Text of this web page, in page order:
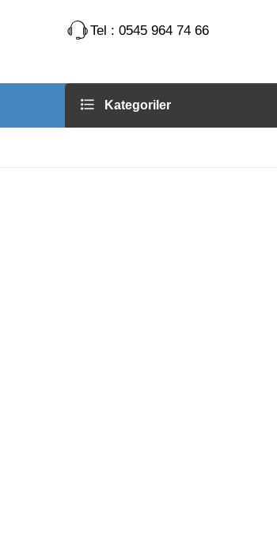
Tel : 0545 964 74 66
Kategoriler